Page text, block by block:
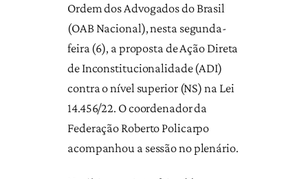
Ordem dos Advogados do Brasil
(OAB Nacional), nesta segunda-
feira (6), a proposta de Ação Direta
de Inconstitucionalidade (ADI)
contra o nível superior (NS) na Lei
14.456/22. O coordenador da
Federação Roberto Policarpo
acompanhou a sessão no plenário.